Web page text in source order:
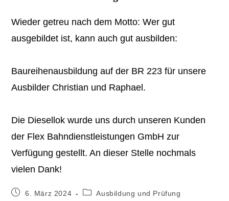
Wieder getreu nach dem Motto: Wer gut
ausgebildet ist, kann auch gut ausbilden:
Baureihenausbildung auf der BR 223 für unsere
Ausbilder Christian und Raphael.
Die Diesellok wurde uns durch unseren Kunden
der Flex Bahndienstleistungen GmbH zur
Verfügung gestellt. An dieser Stelle nochmals
vielen Dank!
Beitrag6. März 2024
Beitrags-
Ausbildung und Prüfung